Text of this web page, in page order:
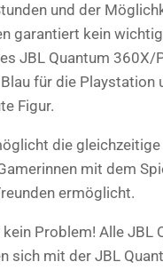
und der
garantiert kein
JBL Quantum
für die
Figur.
die
mit dem
ermöglicht.
kein Problem! Alle JBL
sich mit der JBL